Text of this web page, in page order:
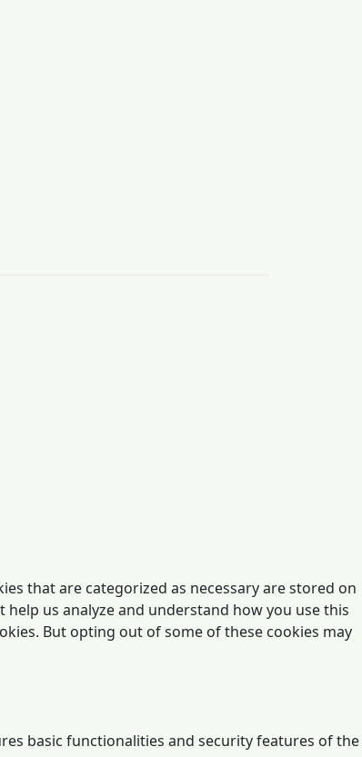
that are categorized as necessary are stored on
us analyze and understand how you use this
But opting out of some of these cookies may
basic functionalities and security features of the